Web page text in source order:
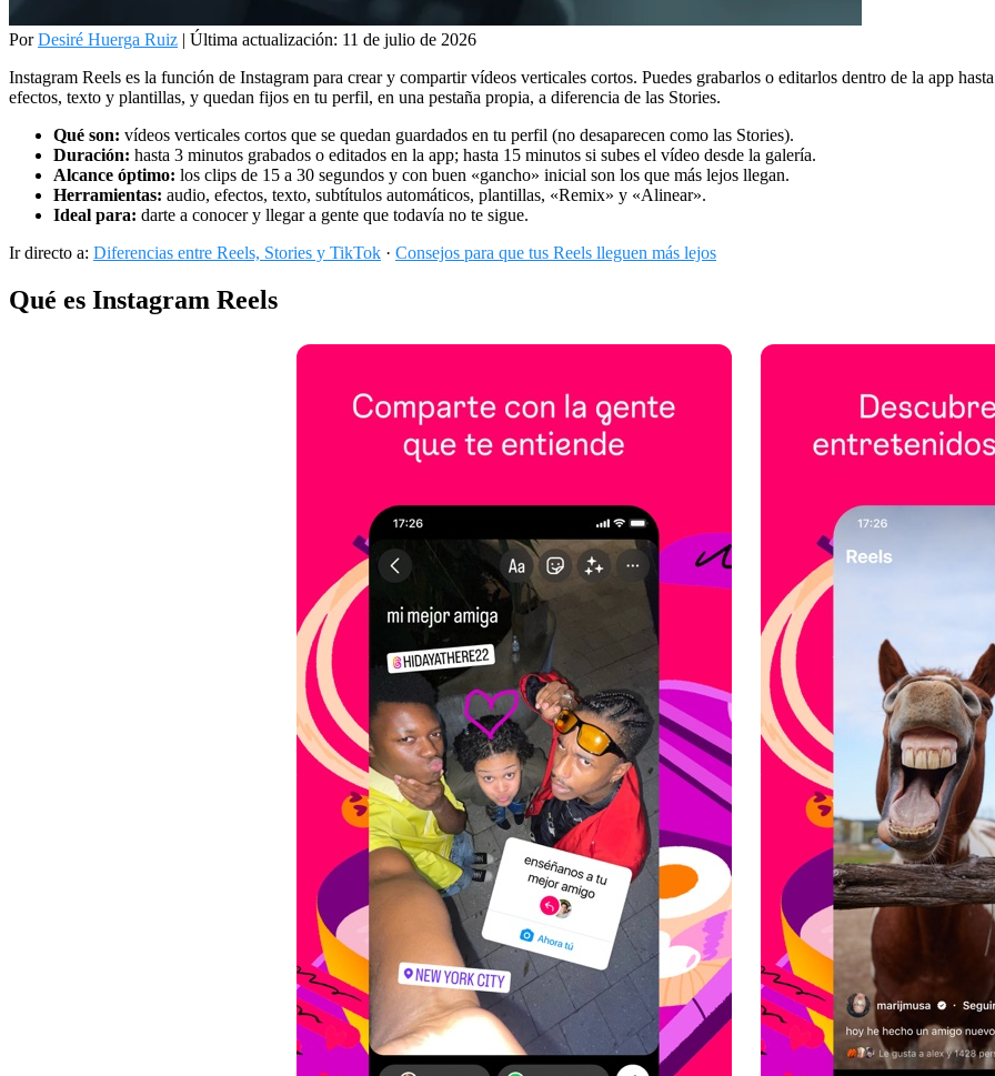
PorDesiré Huerga Ruiz | Última actualización: 11 de julio de 2026
Instagram Reels es la función de Instagram para crear y compartir vídeos verticales cortos. Puedes grabarlos o editarlos dentro de la app
efectos, texto y plantillas, y quedan fijos en tu perfil, en una pestaña propia, a diferencia de las Stories.
Qué son: vídeos verticales cortos que se quedan guardados en tu perfil (no desaparecen como las Stories).
Duración: hasta 3 minutos grabados o editados en la app; hasta 15 minutos si subes el vídeo desde la galería.
Alcance óptimo: los clips de 15 a 30 segundos y con buen «gancho» inicial son los que más lejos llegan.
Herramientas: audio, efectos, texto, subtítulos automáticos, plantillas, «Remix» y «Alinear».
Ideal para: darte a conocer y llegar a gente que todavía no te sigue.
Ir directo a: Diferencias entre Reels, Stories y TikTok · Consejos para que tus Reels lleguen más lejos
Qué es Instagram Reels